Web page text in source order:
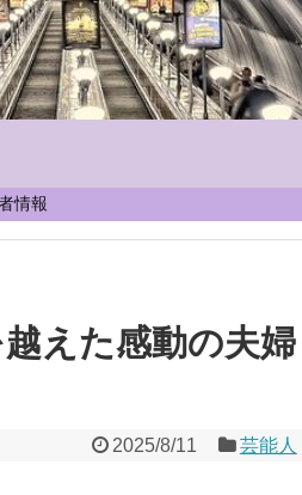
情報
えた感動の夫婦
2025/8/11 芸能人